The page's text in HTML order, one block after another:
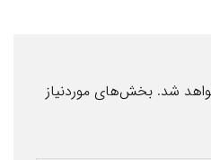
شد. بخش‌های موردنیاز